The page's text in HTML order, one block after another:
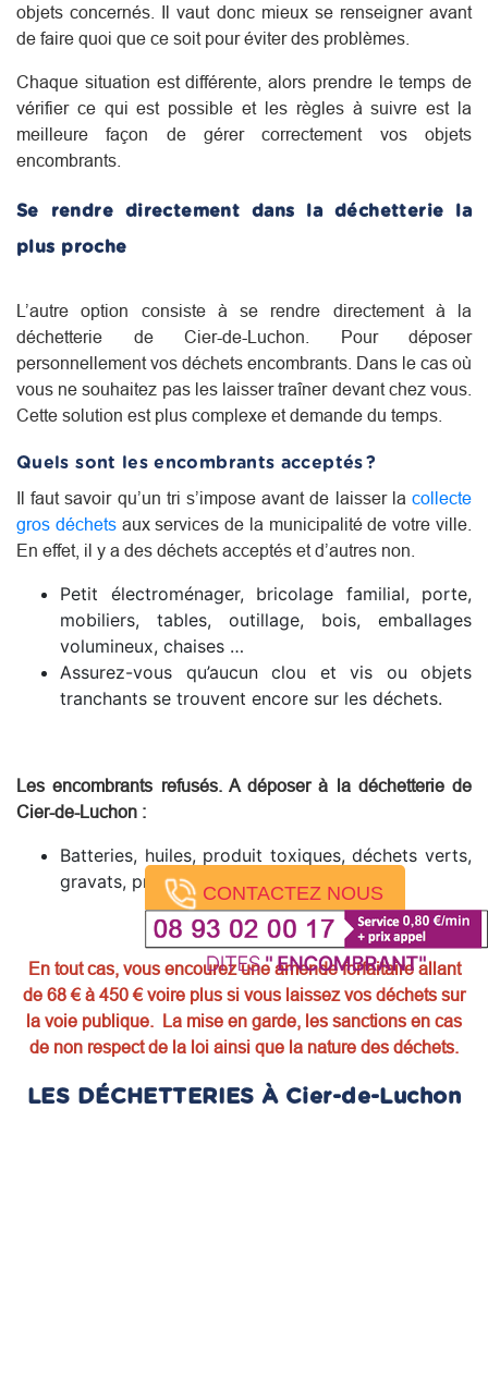
CONTACTEZ NOUS
objets concernés. Il vaut donc mieux se renseigner avant
de faire quoi que ce soit pour éviter des problèmes.
Chaque situation est différente, alors prendre le temps de
vérifier ce qui est possible et les règles à suivre est la
meilleure façon de gérer correctement vos objets
encombrants.
Se rendre directement dans la déchetterie la
plus proche
L’autre option consiste à se rendre directement à la
déchetterie de Cier-de-Luchon. Pour déposer
personnellement vos déchets encombrants. Dans le cas où
vous ne souhaitez pas les laisser traîner devant chez vous.
Cette solution est plus complexe et demande du temps.
Quels sont les encombrants acceptés ?
Il faut savoir qu’un tri s’impose avant de laisser la collecte
gros déchetsaux services de la municipalité de votre ville.
En effet, il y a des déchets acceptés et d’autres non.
Petit électroménager, bricolage familial, porte,
mobiliers, tables, outillage, bois, emballages
volumineux, chaises …
Assurez-vous qu’aucun clou et vis ou objets
tranchants se trouvent encore sur les déchets.
Les encombrants refusés. A déposer à la déchetterie de
Cier-de-Luchon :
Batteries, huiles, produit toxiques, déchets verts,
gravats, pneus, produits dangereux.
En tout cas, vous encourez une amende forfaitaire allant
de 68 € à 450 € voire plus si vous laissez vos déchets sur
la voie publique. La mise en garde, les sanctions en cas
de non respect de la loi ainsi que la nature des déchets.
LES DÉCHETTERIES À Cier-de-Luchon